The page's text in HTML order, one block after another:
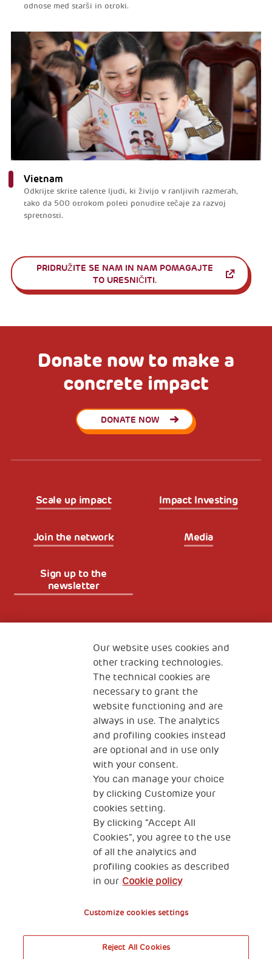
odnose med starši in otroki.
Vietnam
Odkrijte skrite talente ljudi, ki živijo v ranljivih razmerah,
tako da 500 otrokom poleti ponudite tečaje za razvoj
spretnosti.
PRIDRUŽITE SE NAM IN NAM POMAGAJTE
TO URESNIČITI.
Donate now to make a
concrete impact
DONATE NOW
Scale up impact Impact Investing
Join the network Media
Sign up to the
newsletter
The Human Safety Net
CONTACT US
2, Piazza Duca degli Abruzzi 34132
Trieste Italy
Fiscal code (Italy) 90017740326
VAT code 01372940328
Privacy & GDPR Cookies’ policy
Our website uses cookies and
other tracking technologies.
The technical cookies are
necessary to grant the
website functioning and are
always in use. The analytics
and profiling cookies instead
are optional and in use only
with your consent.
You can manage your choice
by clicking Customize your
cookies setting.
By clicking “Accept All
Cookies”, you agree to the use
of all the analytics and
profiling cookies as described
in our Cookie policy
Customize cookies settings
Reject All Cookies